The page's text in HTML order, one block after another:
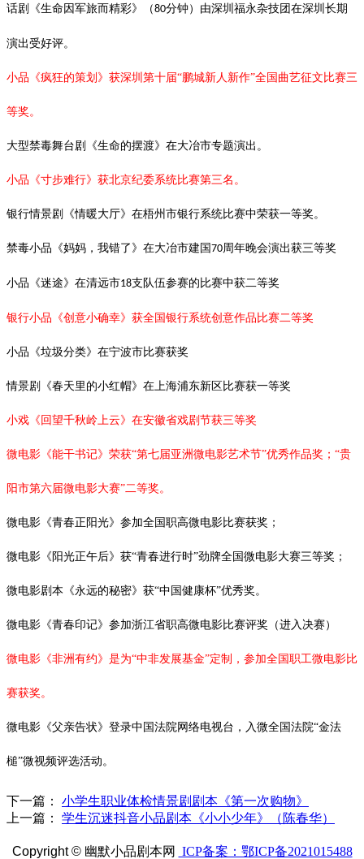
话剧《生命因军旅而精彩》（80分钟）由深圳福永杂技团在深圳长期
演出受好评。
小品《疯狂的策划》获深圳第十届“鹏城新人新作”全国曲艺征文比赛三
等奖。
大型禁毒舞台剧《生命的摆渡》在大冶市专题演出。
小品《寸步难行》获北京纪委系统比赛第三名。
银行情景剧《情暖大厅》在梧州市银行系统比赛中荣获一等奖。
禁毒小品《妈妈，我错了》在大冶市建国70周年晚会演出获三等奖
小品《迷途》在清远市18支队伍参赛的比赛中获二等奖
银行小品《创意小确幸》获全国银行系统创意作品比赛二等奖
小品《垃圾分类》在宁波市比赛获奖
情景剧《春天里的小红帽》在上海浦东新区比赛获一等奖
小戏《回望千秋岭上云》在安徽省戏剧节获三等奖
微电影《能干书记》荣获“第七届亚洲微电影艺术节”优秀作品奖；“贵
阳市第六届微电影大赛”二等奖。
微电影《青春正阳光》参加全国职高微电影比赛获奖；
微电影《阳光正午后》获“青春进行时”劲牌全国微电影大赛三等奖；
微电影剧本《永远的秘密》获“中国健康杯”优秀奖。
微电影《青春印记》参加浙江省职高微电影比赛评奖（进入决赛）
微电影《非洲有约》是为“中非发展基金”定制，参加全国职工微电影比
赛获奖。
微电影《父亲告状》登录中国法院网络电视台，入微全国法院“金法
槌”微视频评选活动。
下一篇：
小学生职业体检情景剧剧本《第一次购物》
上一篇：
学生沉迷抖音小品剧本《小小少年》（陈春华）
Copyright © 幽默小品剧本网 ICP备案：鄂ICP备2021015488